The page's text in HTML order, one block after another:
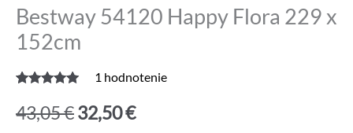
Bestway 54120 Happy Flora 229 x
152cm
5.00 z 5 na
základe
1 hodnotenie
43,05€Pôvodná
32,50€Aktuálna